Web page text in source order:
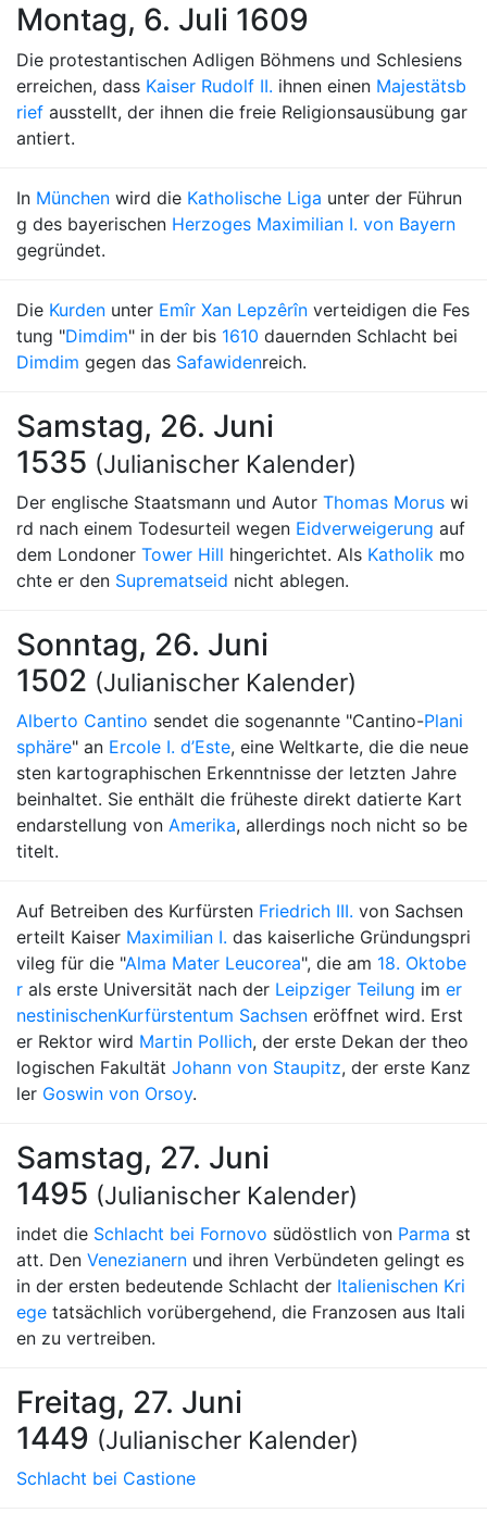
Montag, 6. Juli 1609
Die protestantischen Adligen Böhmens und Schlesiens
erreichen, dass Kaiser Rudolf II. ihnen einen Majestätsb
rief ausstellt, der ihnen die freie Religionsausübung gar
antiert.
In München wird die Katholische Liga unter der Führun
g des bayerischen Herzoges Maximilian I. von Bayern
gegründet.
Die Kurden unter Emîr Xan Lepzêrîn verteidigen die Fes
tung "Dimdim" in der bis 1610 dauernden Schlacht bei
Dimdim gegen das Safawidenreich.
Samstag, 26. Juni
1535 (Julianischer Kalender)
Der englische Staatsmann und Autor Thomas Morus wi
rd nach einem Todesurteil wegen Eidverweigerung auf
dem Londoner Tower Hill hingerichtet. Als Katholik mo
chte er den Suprematseid nicht ablegen.
Sonntag, 26. Juni
1502 (Julianischer Kalender)
Alberto Cantino sendet die sogenannte "Cantino-Plani
sphäre" an Ercole I. d’Este, eine Weltkarte, die die neue
sten kartographischen Erkenntnisse der letzten Jahre
beinhaltet. Sie enthält die früheste direkt datierte Kart
endarstellung von Amerika, allerdings noch nicht so be
titelt.
Auf Betreiben des Kurfürsten Friedrich III. von Sachsen
erteilt Kaiser Maximilian I. das kaiserliche Gründungspri
vileg für die "Alma Mater Leucorea", die am 18. Oktobe
r als erste Universität nach der Leipziger Teilung im er
nestinischenKurfürstentum Sachsen eröffnet wird. Erst
er Rektor wird Martin Pollich, der erste Dekan der theo
logischen Fakultät Johann von Staupitz, der erste Kanz
ler Goswin von Orsoy.
Samstag, 27. Juni
1495 (Julianischer Kalender)
indet die Schlacht bei Fornovo südöstlich von Parma st
att. Den Venezianern und ihren Verbündeten gelingt es
in der ersten bedeutende Schlacht der Italienischen Kri
ege tatsächlich vorübergehend, die Franzosen aus Itali
en zu vertreiben.
Freitag, 27. Juni
1449 (Julianischer Kalender)
Schlacht bei Castione